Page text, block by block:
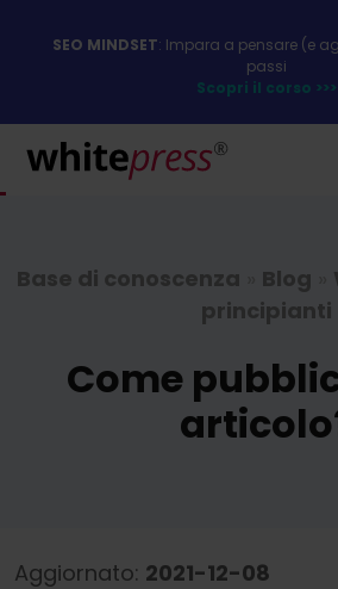
SEO MINDSET: Impara a pensare (e
passi
Scopri il corso >>>
Base di conoscenza Blog
principianti
Come
Aggiornato: 2021-12-08